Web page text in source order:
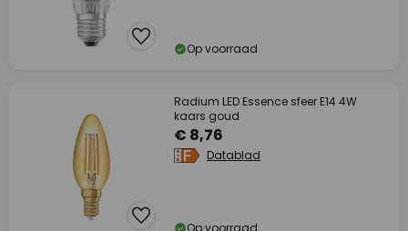
Op voorraad
Radium LED Essence sfeer E14 4W
kaars goud
€ 8,76
Datablad
Op voorraad